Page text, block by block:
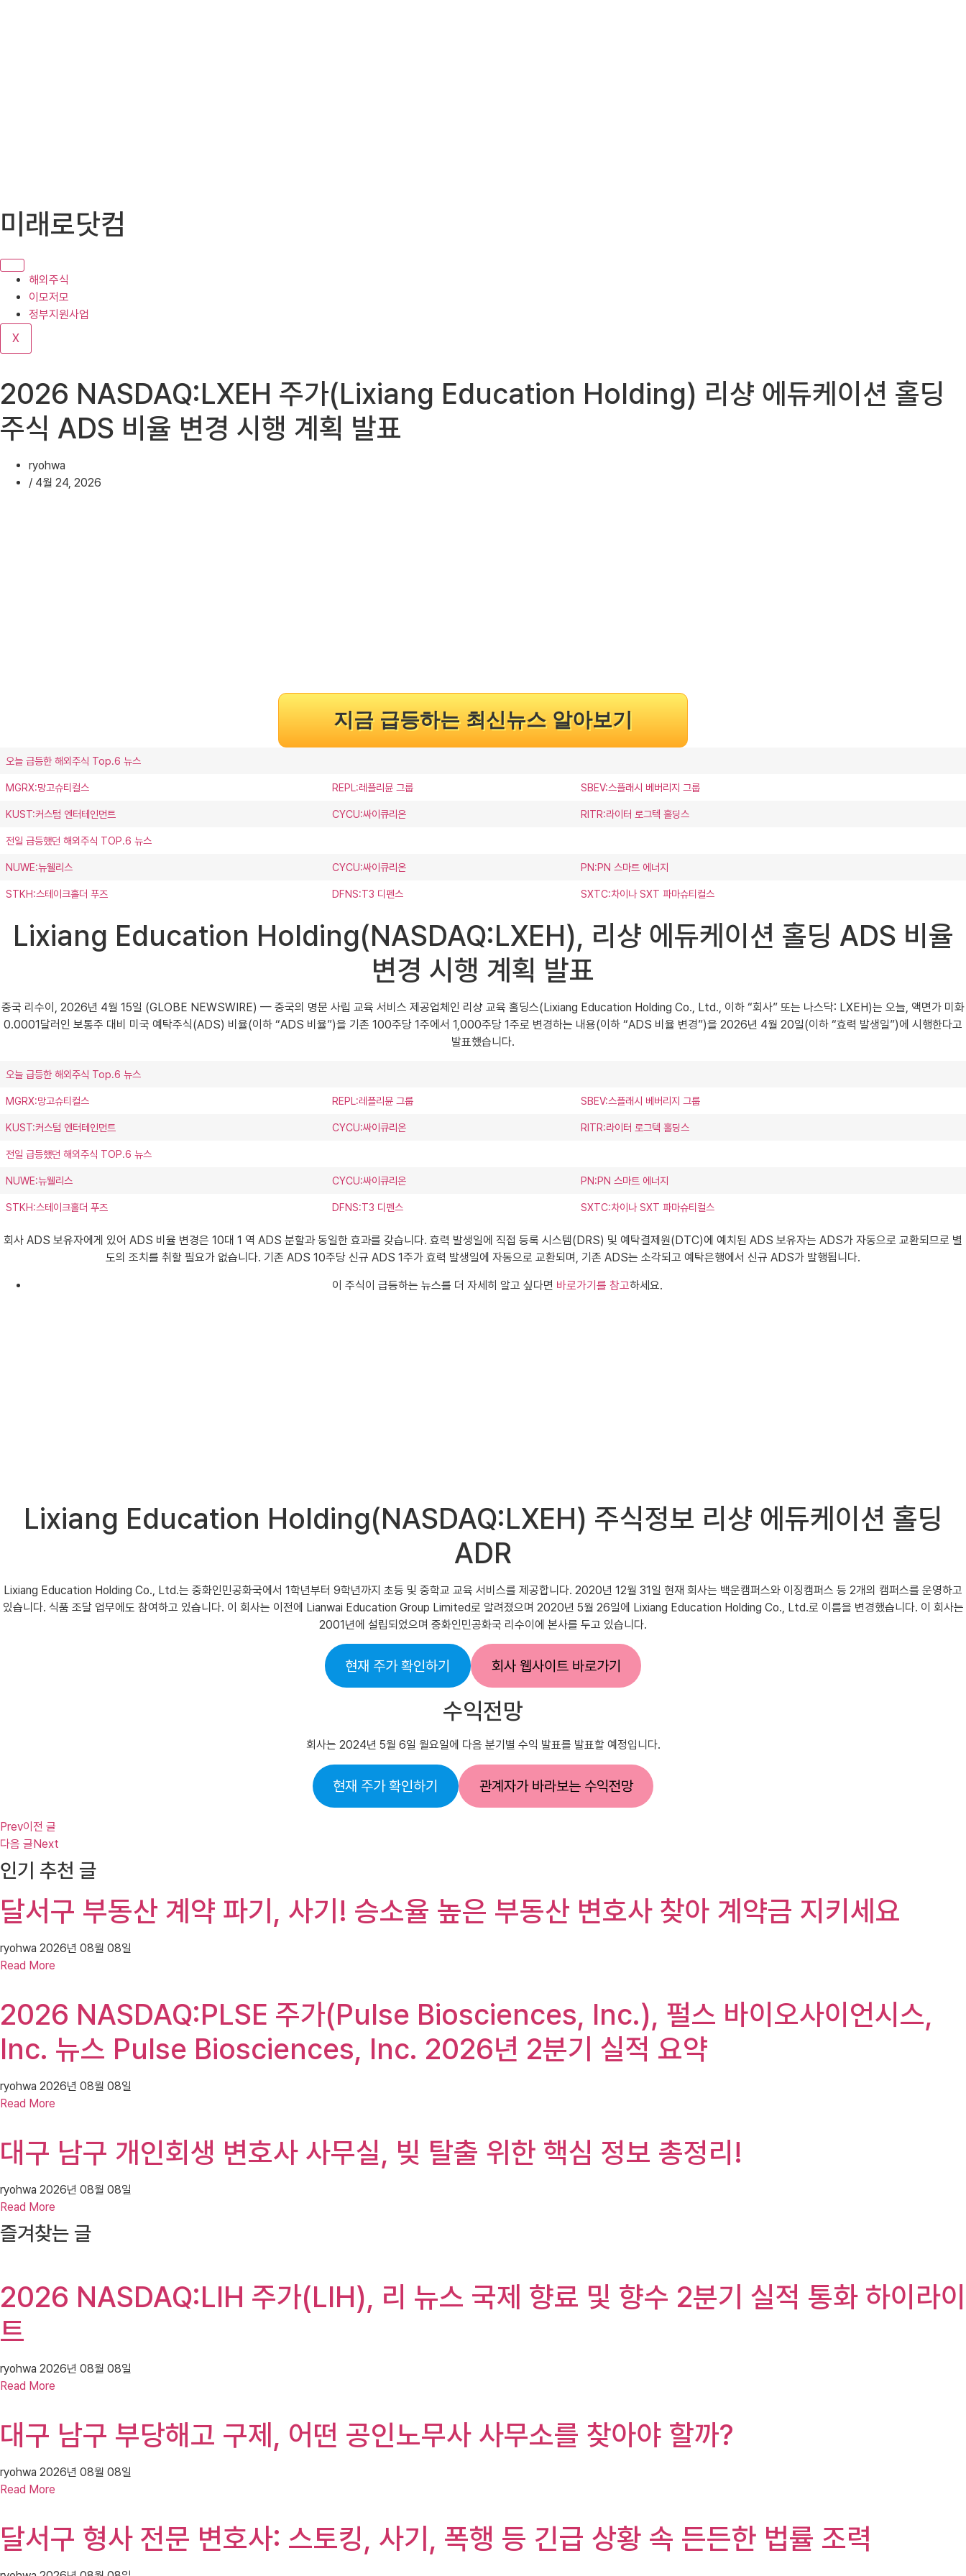
텐
로
기
미래로닷컴
해외주식
이모저모
정부지원사업
X
2026 NASDAQ:LXEH 주가(Lixiang Education Holding) 리샹 에듀케이션 홀딩
주식 ADS 비율 변경 시행 계획 발표
ryohwa
/ 4월 24, 2026
지금 급등하는 최신뉴스 알아보기
오늘 급등한 해외주식 Top.6 뉴스
MGRX:망고슈티컬스 REPL:레플리뮨 그룹 SBEV:스플래시 베버리지 그룹
KUST:커스텀 엔터테인먼트 CYCU:싸이큐리온 RITR:라이터 로그텍 홀딩스
전일 급등했던 해외주식 TOP.6 뉴스
NUWE:뉴웰리스 CYCU:싸이큐리온 PN:PN 스마트 에너지
STKH:스테이크홀더 푸즈 DFNS:T3 디펜스 SXTC:차이나 SXT 파마슈티컬스
Lixiang Education Holding(NASDAQ:LXEH), 리샹 에듀케이션 홀딩 ADS 비율
변경 시행 계획 발표
중국 리수이, 2026년 4월 15일 (GLOBE NEWSWIRE) — 중국의 명문 사립 교육 서비스 제공업체인 리샹 교육 홀딩스(Lixiang Education Holding Co., Ltd., 이하 “회사” 또는 나스닥: LXEH)는 오늘, 액면가 미화
0.0001달러인 보통주 대비 미국 예탁주식(ADS) 비율(이하 “ADS 비율”)을 기존 100주당 1주에서 1,000주당 1주로 변경하는 내용(이하 “ADS 비율 변경”)을 2026년 4월 20일(이하 “효력 발생일”)에 시행한다고
발표했습니다.
오늘 급등한 해외주식 Top.6 뉴스
MGRX:망고슈티컬스 REPL:레플리뮨 그룹 SBEV:스플래시 베버리지 그룹
KUST:커스텀 엔터테인먼트 CYCU:싸이큐리온 RITR:라이터 로그텍 홀딩스
전일 급등했던 해외주식 TOP.6 뉴스
NUWE:뉴웰리스 CYCU:싸이큐리온 PN:PN 스마트 에너지
STKH:스테이크홀더 푸즈 DFNS:T3 디펜스 SXTC:차이나 SXT 파마슈티컬스
회사 ADS 보유자에게 있어 ADS 비율 변경은 10대 1 역 ADS 분할과 동일한 효과를 갖습니다. 효력 발생일에 직접 등록 시스템(DRS) 및 예탁결제원(DTC)에 예치된 ADS 보유자는 ADS가 자동으로 교환되므로 별
도의 조치를 취할 필요가 없습니다. 기존 ADS 10주당 신규 ADS 1주가 효력 발생일에 자동으로 교환되며, 기존 ADS는 소각되고 예탁은행에서 신규 ADS가 발행됩니다.
이 주식이 급등하는 뉴스를 더 자세히 알고 싶다면 바로가기를 참고하세요.
Lixiang Education Holding(NASDAQ:LXEH) 주식정보 리샹 에듀케이션 홀딩
ADR
Lixiang Education Holding Co., Ltd.는 중화인민공화국에서 1학년부터 9학년까지 초등 및 중학교 교육 서비스를 제공합니다. 2020년 12월 31일 현재 회사는 백운캠퍼스와 이징캠퍼스 등 2개의 캠퍼스를 운영하고
있습니다. 식품 조달 업무에도 참여하고 있습니다. 이 회사는 이전에 Lianwai Education Group Limited로 알려졌으며 2020년 5월 26일에 Lixiang Education Holding Co., Ltd.로 이름을 변경했습니다. 이 회사는
2001년에 설립되었으며 중화인민공화국 리수이에 본사를 두고 있습니다.
현재 주가 확인하기 회사 웹사이트 바로가기
수익전망
회사는 2024년 5월 6일 월요일에 다음 분기별 수익 발표를 발표할 예정입니다.
현재 주가 확인하기 관계자가 바라보는 수익전망
Prev이전 글
다음 글Next
인기 추천 글
달서구 부동산 계약 파기, 사기! 승소율 높은 부동산 변호사 찾아 계약금 지키세요
ryohwa 2026년 08월 08일
Read More
2026 NASDAQ:PLSE 주가(Pulse Biosciences, Inc.), 펄스 바이오사이언시스,
Inc. 뉴스 Pulse Biosciences, Inc. 2026년 2분기 실적 요약
ryohwa 2026년 08월 08일
Read More
대구 남구 개인회생 변호사 사무실, 빚 탈출 위한 핵심 정보 총정리!
ryohwa 2026년 08월 08일
Read More
즐겨찾는 글
2026 NASDAQ:LIH 주가(LIH), 리 뉴스 국제 향료 및 향수 2분기 실적 통화 하이라이
트
ryohwa 2026년 08월 08일
Read More
대구 남구 부당해고 구제, 어떤 공인노무사 사무소를 찾아야 할까?
ryohwa 2026년 08월 08일
Read More
달서구 형사 전문 변호사: 스토킹, 사기, 폭행 등 긴급 상황 속 든든한 법률 조력